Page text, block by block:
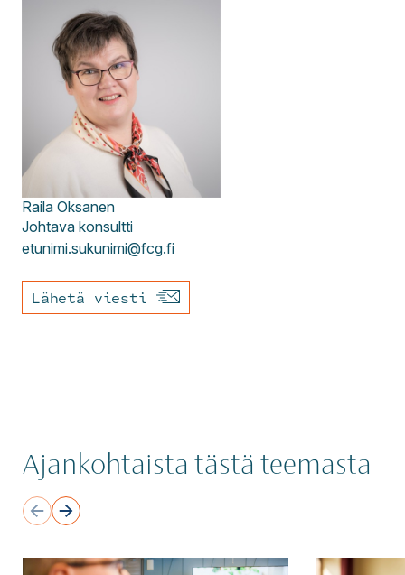
Raila Oksanen
Johtava konsultti
etunimi.sukunimi@fcg.fi
Lähetä viesti
Ajankohtaista tästä teemasta